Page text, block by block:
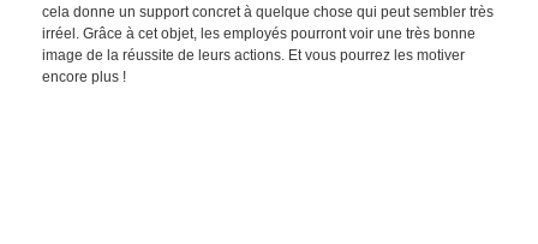
cela donne un support concret à quelque chose qui peut sembler très
irréel. Grâce à cet objet, les employés pourront voir une très bonne
image de la réussite de leurs actions. Et vous pourrez les motiver
encore plus !